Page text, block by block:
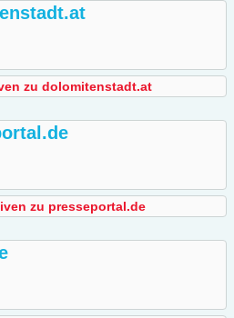
zu dolomitenstadt.at
zu presseportal.de